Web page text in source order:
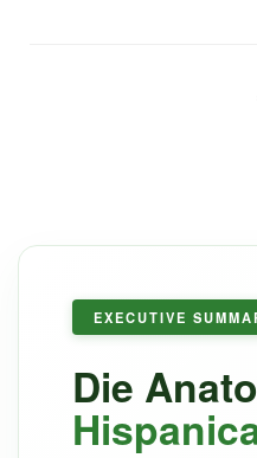
EXECUTIVE
Die